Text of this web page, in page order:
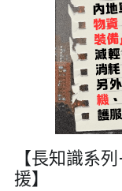
【長知識系
援】